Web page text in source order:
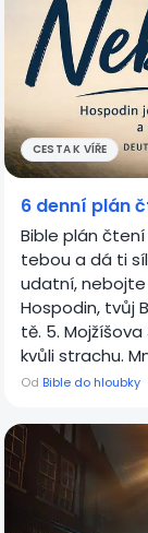
CESTA K VÍŘE
6 denní plán
Bible plán
tebou a dá ti
udatní,
Hospodin, tvůj
tě. 5.
kvůli strachu.
Od Bible do hloubky